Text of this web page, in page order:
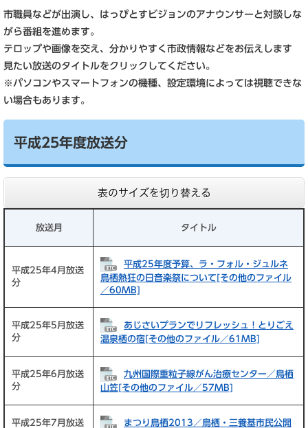
市職員などが出演し、はっぴとすビジョンのアナウンサーと対談しな
がら番組を進めます。
テロップや画像を交え、分かりやすく市政情報などをお伝えします
見たい放送のタイトルをクリックしてください。
※パソコンやスマートフォンの機種、設定環境によっては視聴できな
い場合もあります。
平成25年度放送分
表のサイズを切り替える
放送月 タイトル
平成25年4月放送
分
平成25年度予算、ラ・フォル・ジュルネ
鳥栖熱狂の日音楽祭について[その他のファイル
／60MB]
平成25年5月放送
分
あじさいプランでリフレッシュ！とりごえ
温泉栖の宿[その他のファイル／61MB]
平成25年6月放送
分
九州国際重粒子線がん治療センター／鳥栖
山笠[その他のファイル／57MB]
平成25年7月放送
まつり鳥栖2013／鳥栖・三養基市民公開